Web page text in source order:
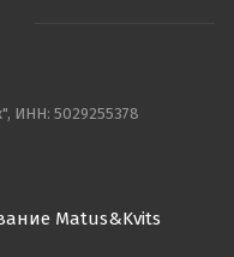
ИНН: 5029255378
Matus&Kvits